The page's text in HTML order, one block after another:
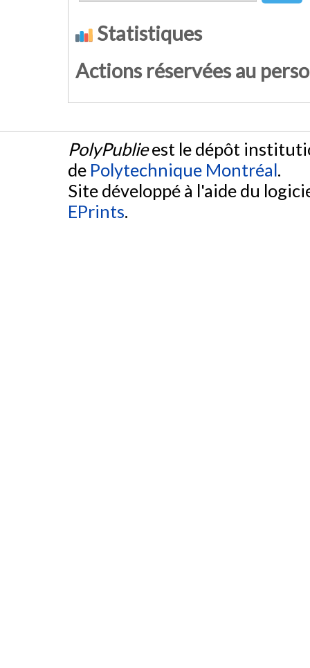
Statistiques
Actions réservées au
PolyPublieest le dépôt
de Polytechnique Montréal.
Site développé à l'aide du
EPrints.